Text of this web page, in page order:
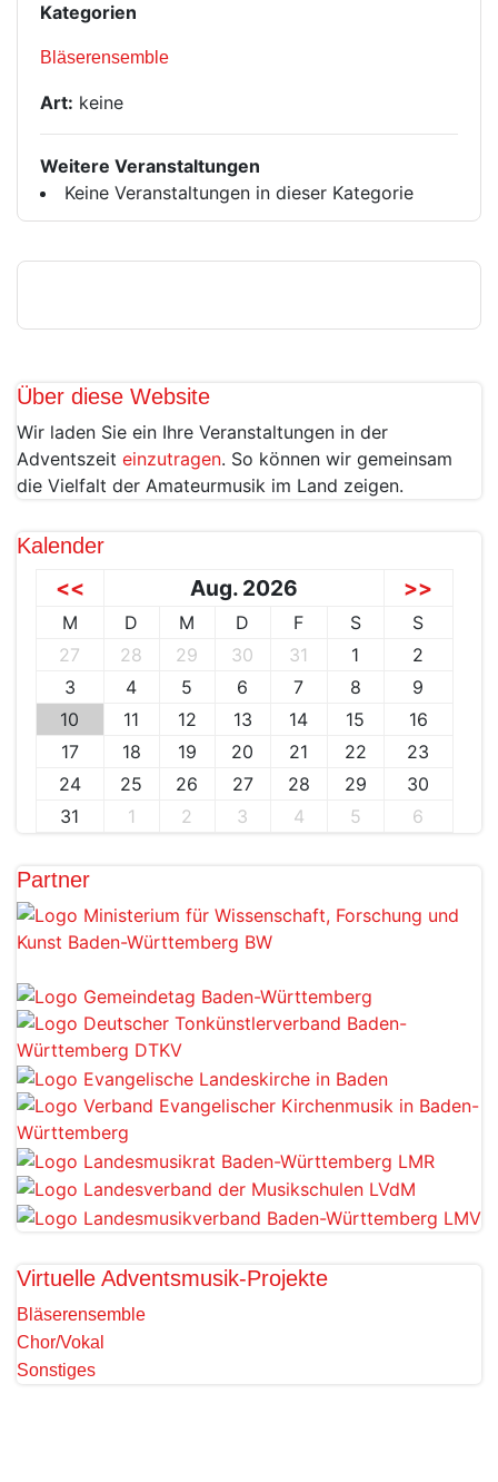
Kategorien
Bläserensemble
Art: keine
Weitere Veranstaltungen
Keine Veranstaltungen in dieser Kategorie
Über diese Website
Wir laden Sie ein Ihre Veranstaltungen in der
Adventszeit einzutragen. So können wir gemeinsam
die Vielfalt der Amateurmusik im Land zeigen.
Kalender
<< Aug. 2026 >>
M D M D F S
S
27
28 29 30 31 1
2
3
4 5 6 7 8
9
10
11 12 13 14 15
16
17
18 19 20 21 22
23
24
25 26 27 28 29
30
31
1 2 3 4 5 6
Partner
Virtuelle Adventsmusik-Projekte
Bläserensemble
Chor/Vokal
Sonstiges